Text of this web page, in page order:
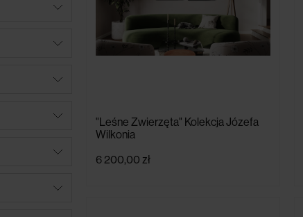
"Leśne Zwierzęta" Kolekcja Józefa
Wilkonia
6 200,00 zł